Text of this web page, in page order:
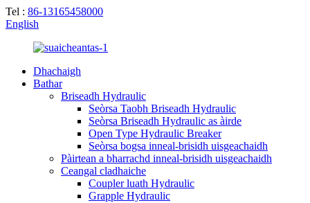
Tel : 86-13165458000
English
Dhachaigh
Bathar
Briseadh Hydraulic
Seòrsa Taobh Briseadh Hydraulic
Seòrsa Briseadh Hydraulic as àirde
Open Type Hydraulic Breaker
Seòrsa bogsa inneal-brisidh uisgeachaidh
Pàirtean a bharrachd inneal-brisidh uisgeachaidh
Ceangal cladhaiche
Coupler luath Hydraulic
Grapple Hydraulic